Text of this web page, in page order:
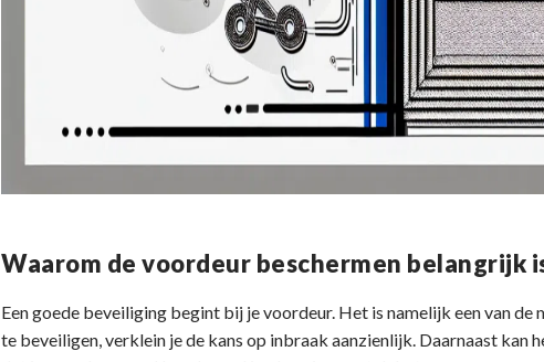
Waarom de voordeur beschermen belangrijk
Een goede beveiliging begint bij je voordeur. Het is namelijk een van
te beveiligen, verklein je de kans op inbraak aanzienlijk. Daarnaast kan